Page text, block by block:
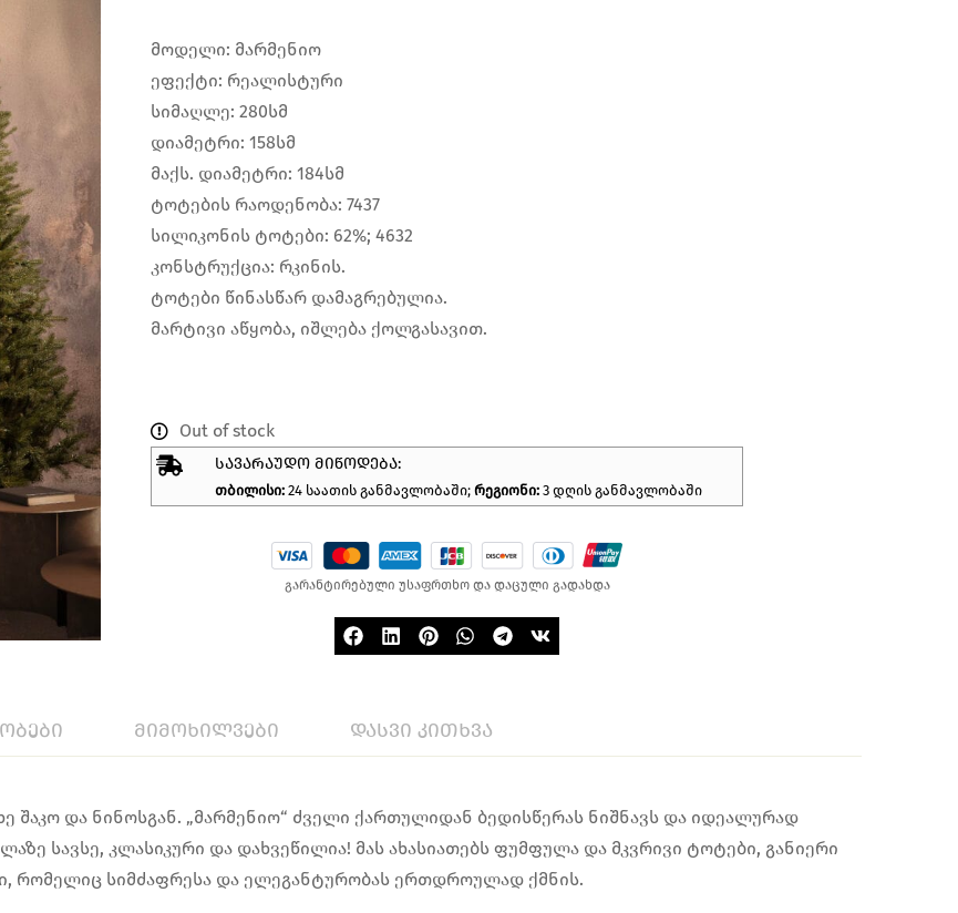
მოდელი: მარმენიო
ეფექტი: რეალისტური
სიმაღლე: 280სმ
დიამეტრი: 158სმ
მაქს. დიამეტრი: 184სმ
ტოტების რაოდენობა: 7437
სილიკონის ტოტები: 62%; 4632
კონსტრუქცია: რკინის.
ტოტები წინასწარ დამაგრებულია.
მარტივი აწყობა, იშლება ქოლგასავით.
Out of stock
ᲡᲐᲕᲐᲠᲐᲣᲓᲝ ᲛᲘᲬᲝᲓᲔᲑᲐ:
თბილისი: 24 საათის განმავლობაში; რეგიონი: 3 დღის განმავლობაში
გარანტირებული უსაფრთხო და დაცული გადახდა
მიმოხილვები დასვი კითხვა
შაკო და ნინოსგან. „მარმენიო“ ძველი ქართულიდან ბედისწერას ნიშნავს და იდეალურად
სავსე, კლასიკური და დახვეწილია! მას ახასიათებს ფუმფულა და მკვრივი ტოტები, განიერი
რომელიც სიმძაფრესა და ელეგანტურობას ერთდროულად ქმნის.